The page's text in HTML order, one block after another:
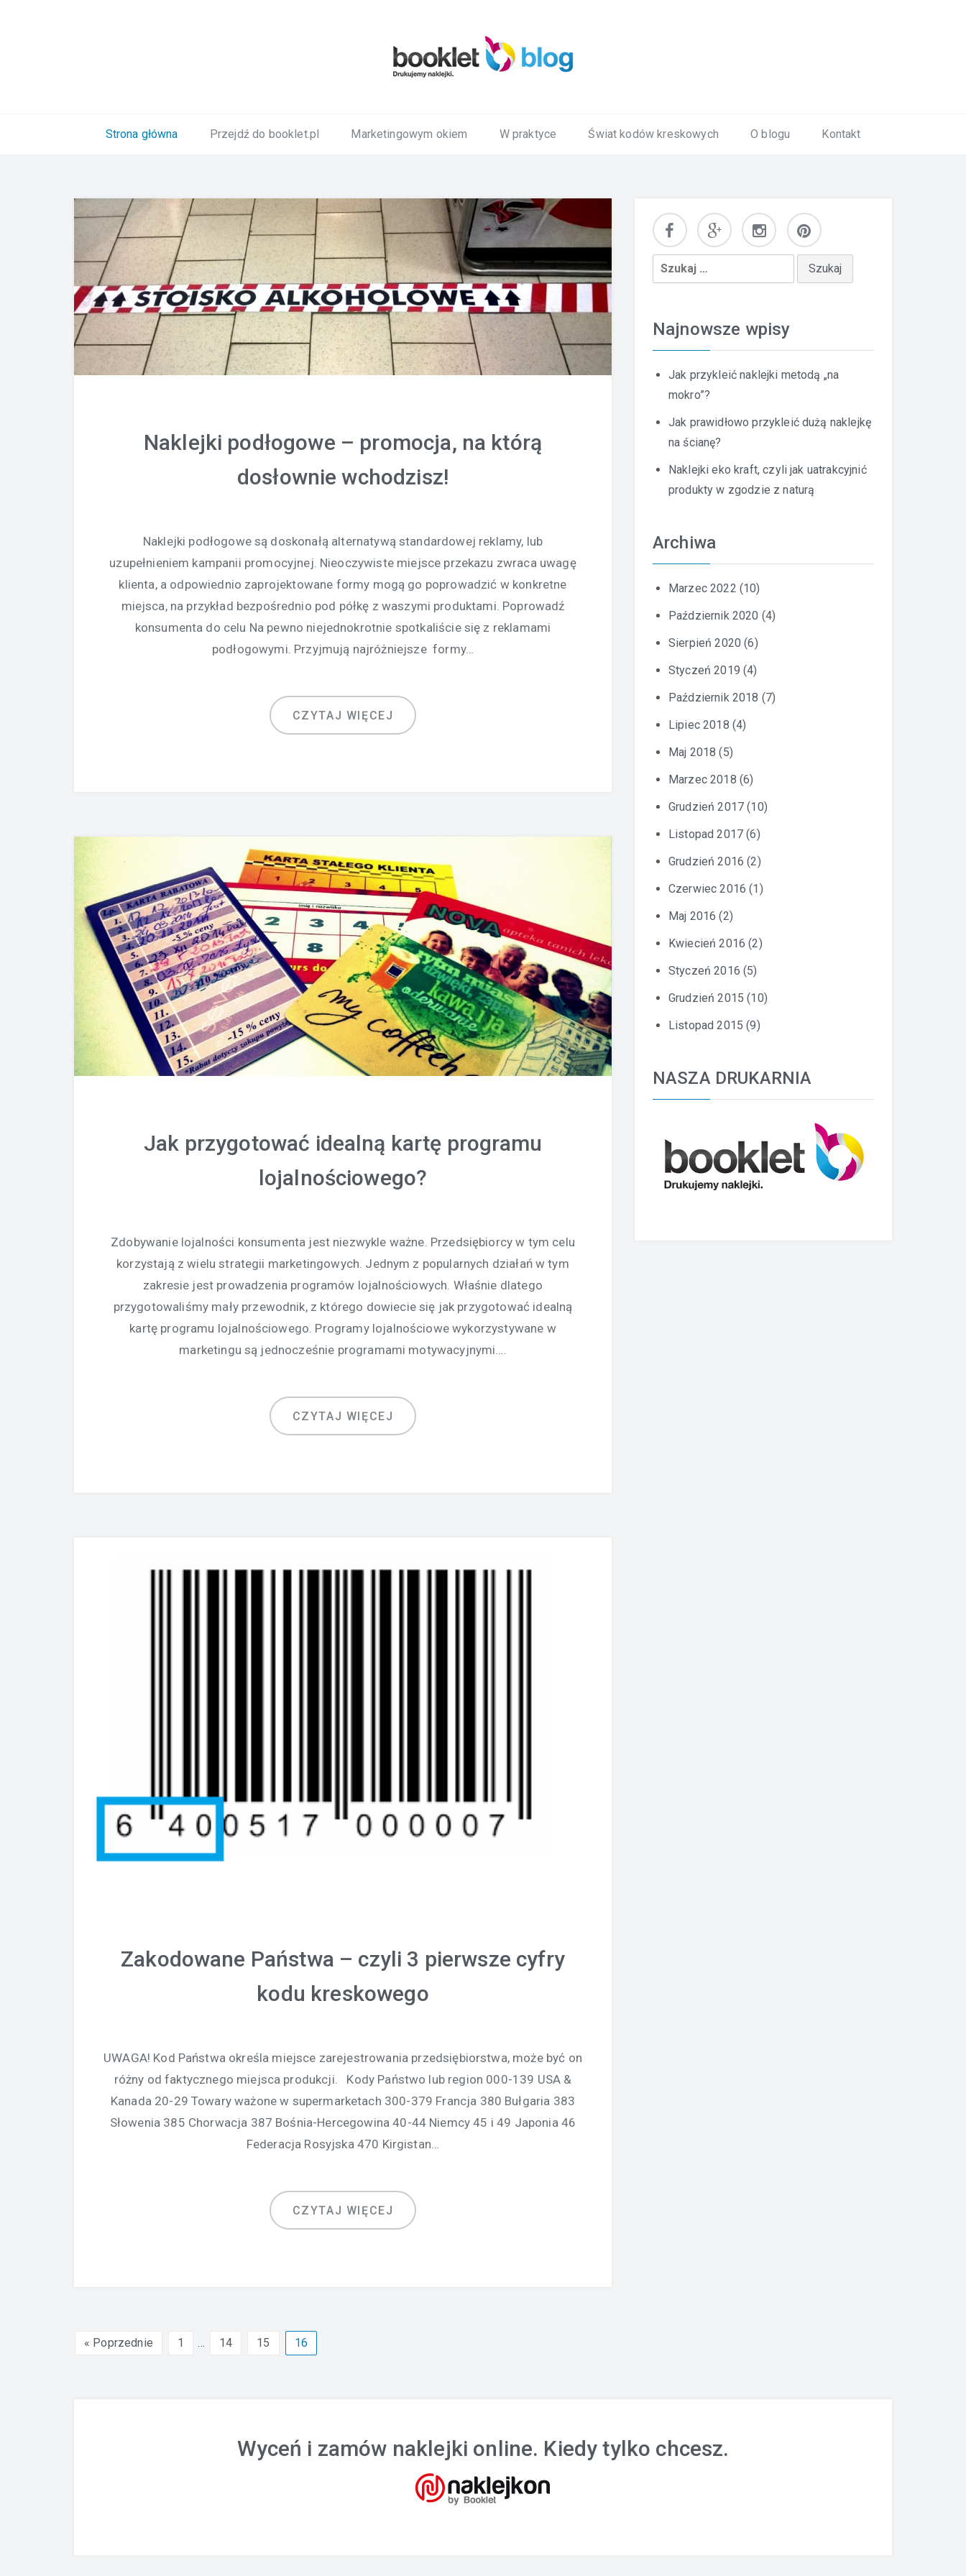
Strona główna Przejdź do booklet.pl Marketingowym okiem W praktyce Świat kodów kreskowych O blogu Kontakt
Naklejki podłogowe – promocja, na którą
dosłownie wchodzisz!
Naklejki podłogowe są doskonałą alternatywą standardowej reklamy, lub
uzupełnieniem kampanii promocyjnej. Nieoczywiste miejsce przekazu zwraca uwagę
klienta, a odpowiednio zaprojektowane formy mogą go poprowadzić w konkretne
miejsca, na przykład bezpośrednio pod półkę z waszymi produktami. Poprowadź
konsumenta do celu Na pewno niejednokrotnie spotkaliście się z reklamami
podłogowymi. Przyjmują najróżniejsze formy…
CZYTAJ WIĘCEJ
Jak przygotować idealną kartę programu
lojalnościowego?
Zdobywanie lojalności konsumenta jest niezwykle ważne. Przedsiębiorcy w tym celu
korzystają z wielu strategii marketingowych. Jednym z popularnych działań w tym
zakresie jest prowadzenia programów lojalnościowych. Właśnie dlatego
przygotowaliśmy mały przewodnik, z którego dowiecie się jak przygotować idealną
kartę programu lojalnościowego. Programy lojalnościowe wykorzystywane w
marketingu są jednocześnie programami motywacyjnymi….
CZYTAJ WIĘCEJ
Zakodowane Państwa – czyli 3 pierwsze cyfry
kodu kreskowego
UWAGA! Kod Państwa określa miejsce zarejestrowania przedsiębiorstwa, może być on
różny od faktycznego miejsca produkcji. Kody Państwo lub region 000-139 USA &
Kanada 20-29 Towary ważone w supermarketach 300-379 Francja 380 Bułgaria 383
Słowenia 385 Chorwacja 387 Bośnia-Hercegowina 40-44 Niemcy 45 i 49 Japonia 46
Federacja Rosyjska 470 Kirgistan…
CZYTAJ WIĘCEJ
« Poprzednie 1 … 14 15 16
Szukaj:
Najnowsze wpisy
Jak przykleić naklejki metodą „na
mokro”?
Jak prawidłowo przykleić dużą naklejkę
na ścianę?
Naklejki eko kraft, czyli jak uatrakcyjnić
produkty w zgodzie z naturą
Archiwa
Marzec 2022 (10)
Październik 2020 (4)
Sierpień 2020 (6)
Styczeń 2019 (4)
Październik 2018 (7)
Lipiec 2018 (4)
Maj 2018 (5)
Marzec 2018 (6)
Grudzień 2017 (10)
Listopad 2017 (6)
Grudzień 2016 (2)
Czerwiec 2016 (1)
Maj 2016 (2)
Kwiecień 2016 (2)
Styczeń 2016 (5)
Grudzień 2015 (10)
Listopad 2015 (9)
NASZA DRUKARNIA
Wyceń i zamów naklejki online. Kiedy tylko chcesz.